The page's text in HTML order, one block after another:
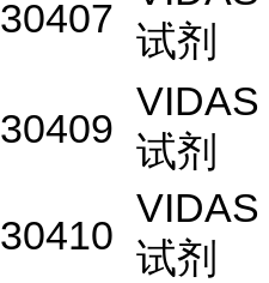
30407 试剂
30409
VIDAS
试剂
30410
VIDAS
试剂